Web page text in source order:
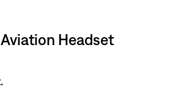
Headset